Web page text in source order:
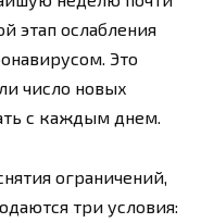
этап ослабления
Это
число новых
с каждым днем.
ограничений,
три условия: